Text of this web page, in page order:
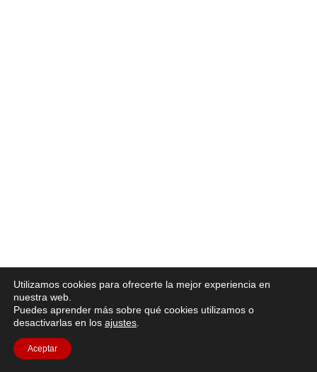
Utilizamos cookies para ofrecerte la mejor experiencia en
nuestra web.
Puedes aprender más sobre qué cookies utilizamos o
desactivarlas en los ajustes
Aceptar